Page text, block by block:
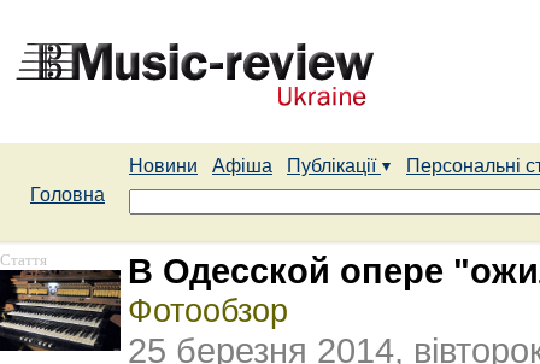
Новини Афіша Публікації
Персональні
Головна
Стаття В Одесской опере
Фотообзор
25 березня 2014,